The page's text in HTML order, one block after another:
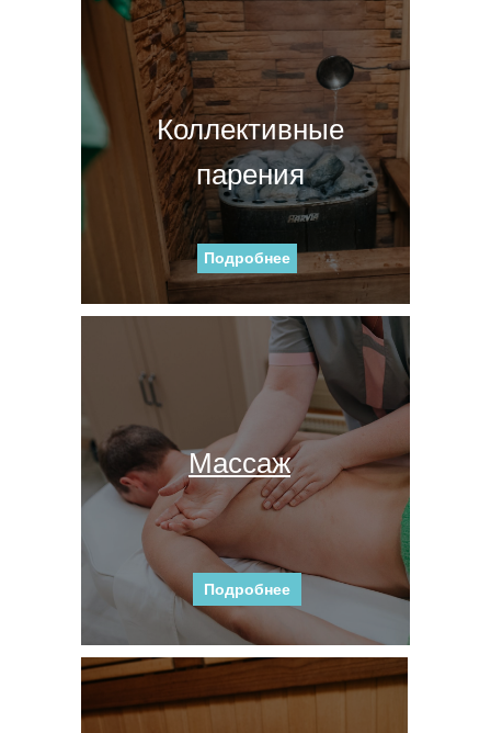
Подробнее
Массаж
Подробнее
Коллективные
парения